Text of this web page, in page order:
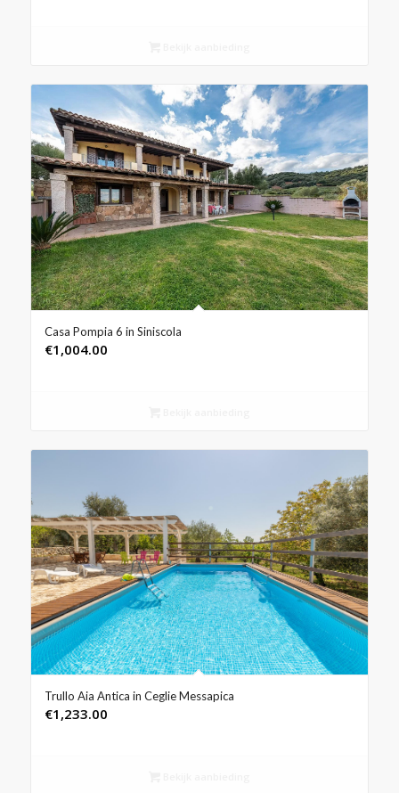
Casa Pompia 6 in Siniscola
€1,004.00
Trullo Aia Antica in Ceglie Messapica
€1,233.00